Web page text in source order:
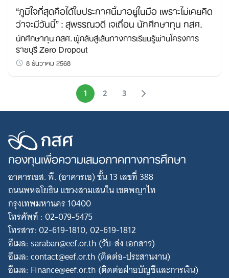
“ภูมิใจที่สุดคือได้ใบประกาศนี้มาอยู่ในมือ เพราะไม่เคยคิด
ว่าจะมีวันนี้” : สุพรรณวดี เจเถื่อน นักศึกษาทุน กสศ.
นักศึกษาทุน กสศ. ผู้กลับสู่เส้นทางการเรียนรู้ผ่านโครงการ
ราชบุรี Zero Dropout
8 ธันวาคม 2568
1 2 3
กองทุนเพื่อความเสมอภาคทางการศึกษา
อาคารเอส. พี. (อาคารเอ) ชั้น 13 เลขที่ 388
ถนนพหลโยธิน แขวงสามเสนใน เขตพญาไท
กรุงเทพมหานคร 10400
โทรศัพท์ : 02-079-5475
โทรสาร: 02-619-1810, 02-619-1812
อีเมล: saraban@eef.or.th (รับ-ส่ง เอกสาร)
อีเมล: contact@eef.or.th (ติดต่อ-ประสานงาน)
อีเมล: Finance@eef.or.th (ติดต่อฝ่ายบัญชีและการเงิน)